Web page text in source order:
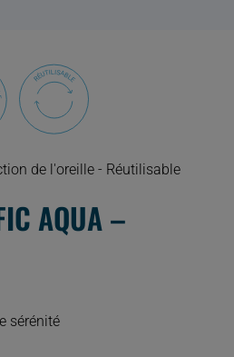
de l'oreille - Réutilisable
AQUA –
sérénité